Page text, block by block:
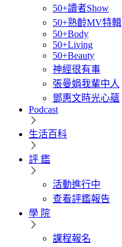
50+讀者Show
50+熟齡MV特輯
50+Body
50+Living
50+Beauty
神經很有事
張曼娟我輩中人
鄧惠文時光心蘊
Podcast
生活百科
評 鑑
活動進行中
查看評鑑報告
學 院
課程報名